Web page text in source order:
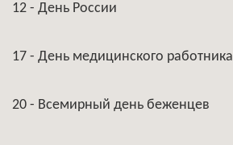
12 - День России
17 - День медицинского работника
20 - Всемирный день беженцев